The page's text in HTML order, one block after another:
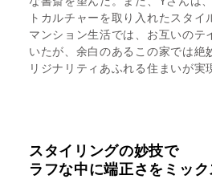
トカルチャーを取り入れたスタ
マンション生活では、お互いのテ
いたが、余白のあるこの家では絶
リジナリティあふれる住まいが実
スタイリングの妙技で
ラフな中に端正さをミック